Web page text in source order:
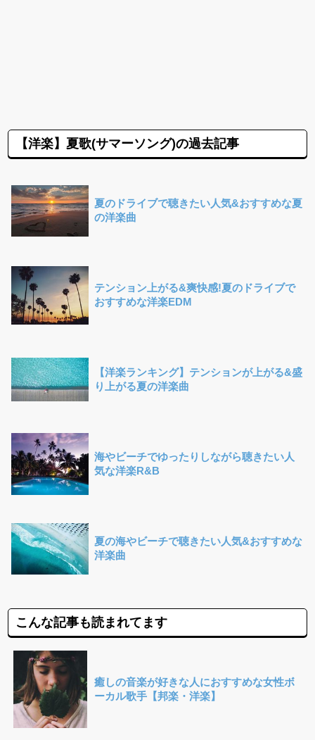
【洋楽】夏歌(サマーソング)の過去記事
夏のドライブで聴きたい人気&おすすめな夏
の洋楽曲
テンション上がる&爽快感!夏のドライブで
おすすめな洋楽EDM
【洋楽ランキング】テンションが上がる&盛
り上がる夏の洋楽曲
海やビーチでゆったりしながら聴きたい人
気な洋楽R&B
夏の海やビーチで聴きたい人気&おすすめな
洋楽曲
こんな記事も読まれてます
癒しの音楽が好きな人におすすめな女性ボ
ーカル歌手【邦楽・洋楽】